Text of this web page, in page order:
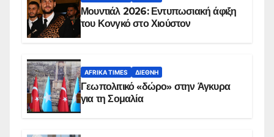
Μουντιάλ 2026: Εντυπωσιακή άφιξη
του Κονγκό στο Χιούστον
AFRIKA TIMES ΔΙΕΘΝΉ
Γεωπολιτικό «δώρο» στην Άγκυρα
για τη Σομαλία